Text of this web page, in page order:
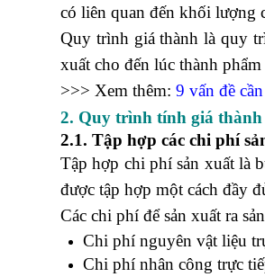
có liên quan đến khối lượng
Quy trình giá thành là quy
xuất cho đến lúc thành
>>> Xem thêm: 9 vấn đề
2. Quy trình tính giá
2.1. Tập hợp các chi phí
Tập hợp chi phí sản xuất là
được tập hợp một cách đầy
Các chi phí để sản xuất ra
Chi phí nguyên vật liệu
Chi phí nhân công trực